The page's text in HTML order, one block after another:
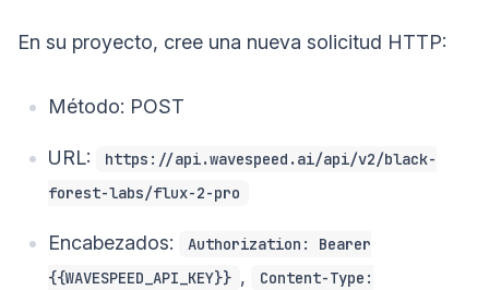
En su proyecto, cree una nueva solicitud HTTP:
Método: POST
URL:
https://api.wavespeed.ai/api/v2/black-
forest-labs/flux-2-pro
Encabezados:
Authorization: Bearer
{{WAVESPEED_API_KEY}} ,
Content-Type: